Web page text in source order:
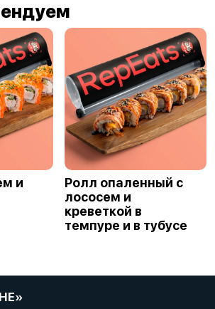
и
Ролл опаленный с
лососем и
креветкой в
темпуре и в тубусе